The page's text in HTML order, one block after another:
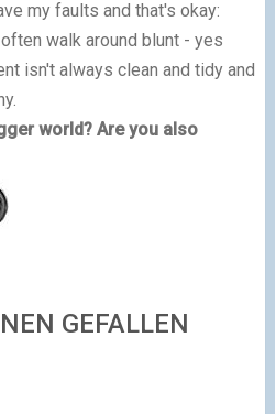
my faults and that's okay:
walk around blunt - yes
isn't always clean and tidy and
world? Are you also
GEFALLEN